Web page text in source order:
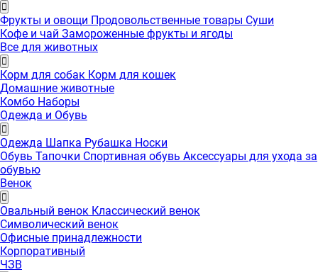
Фрукты и овощи Продовольственные товары Суши
Кофе и чай Замороженные фрукты и ягоды
Все для животных
Корм для собак Корм для кошек
Домашние животные
Комбо Наборы
Одежда и Обувь
Одежда Шапка Рубашка Носки
Обувь Тапочки Спортивная обувь Аксессуары для ухода за
обувью
Венок
Овальный венок Классический венок
Символический венок
Офисные принадлежности
Корпоративный
ЧЗВ